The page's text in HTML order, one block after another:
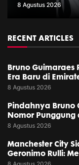
8 Agustus 2026
RECENT ARTICLES
Bruno Guimaraes
Era Baru di
8 Agustus 2026
Pindahnya Bruno
Nomor Punggung
8 Agustus 2026
Manchester City
Geronimo Rulli: